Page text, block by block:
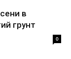
в
грунт
0